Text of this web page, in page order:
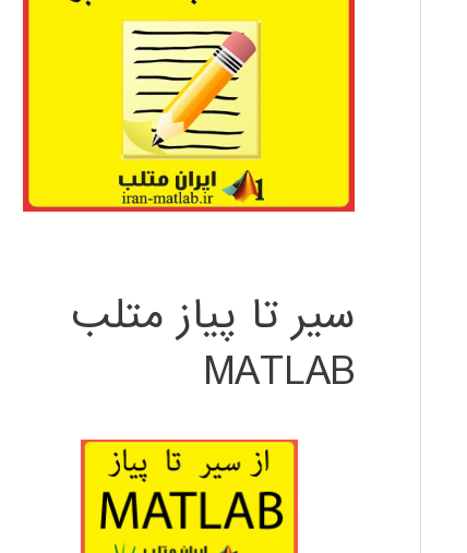
سیر تا پیاز متلب
MATLAB